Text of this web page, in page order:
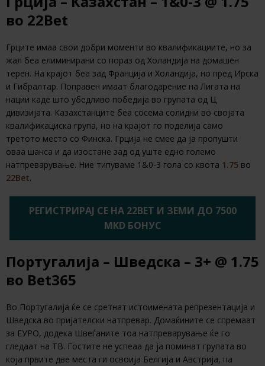
во 22Bet
Грците имаа свои добри моменти во квалификациите, но за
жал беа елиминирани со пораз од Холандија на домашен
терен. На крајот беа зад Франција и Холандија, но пред Ирска
и Гибралтар. Поправен имаат благодарение на Лигата на
нации каде што убедливо победија во групата од Ц
дивизијата. Казахстанците беа сосема солидни во својата
квалификациска група, но на крајот го поделија само
третото место со Финска. Грција не смее да ја пропушти
оваа шанса и да изостане зад од уште едно големо
натпреварување. Ние типуваме 1&0-3 гола со квота 1.75 во
22Bet.
РЕГИСТРИРАЈ СЕ НА 22BET И ЗЕМИ ДО 7500
MKD БОНУС
Португалија – Шведска – 3+ @ 1.75
во Bet365
Во Португалија ќе се сретнат истоимената репрезентација и
Шведска во пријателски натпревар. Домаќините се спремаат
за ЕУРО, додека Швеѓаните тоа натпреварување ќе го
гледаат на ТВ. Гостите не успеаа да ја поминат групата во
која првите две места ги освоија Белгија и Австрија, па